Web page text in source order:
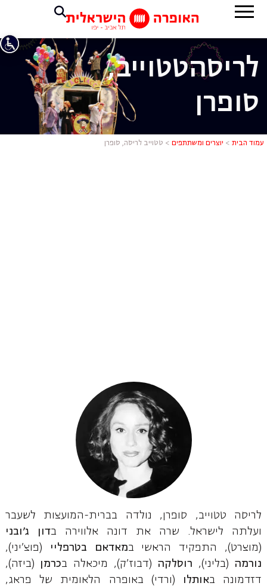
טטוייב
לריסהטטוייב,
סופרן
עמוד הבית > יוצרים ומשתתפים > טטוייב לריסה, סופרן
לריסה טטוייב, סופרן, נולדה בברית-המועצות לשעבר
ועלתה לישראל. שרה את דונה אלווירה בדון ג'ובני
(מוצרט), התפקיד הראשי במאדאם בטרפליי
(פוצ'יני),
נורמה (בליני), רוסלקה (דבוז'ק), מיכאלה בכרמן (ביזה),
דזדמונה באותלו
(ורדי) באופרה הלאומית של פראג,